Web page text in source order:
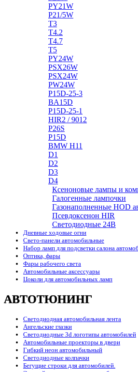
PY21W
P21/5W
T3
T4.2
T4.7
T5
PY24W
PSX26W
PSX24W
PW24W
P15D-25-3
BA15D
P15D-25-1
HIR2 / 9012
P26S
P15D
BMW H11
D1
D2
D3
D4
Ксеноновые лампы и
Галогенные лампочки
Газонаполненные HOD
Псевдоксенон HIR
Cветодиодные 24B
Дневные ходовые огни
Свето-панели автомобильные
Набор ламп для подсветки салона
Оптика, фары
Фары рабочего света
Автомобильные аксессуары
Цоколи для автомобильных ламп
АВТОТЮНИНГ
Светодиодная автомобильная лента
Ангельские глазки
Светодиодные 3d логотипы автомобилей
Автомобильные проекторы в двери
Гибкий неон автомобильный
Светодиодные колпачки
Бегущие строки для автомобилей.